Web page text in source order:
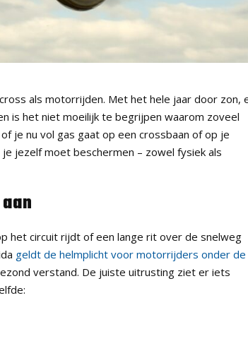
als motorrijden. Met het hele jaar door zon,
is het niet moeilijk te begrijpen waarom zoveel
je nu vol gas gaat op een crossbaan of op je
jezelf moet beschermen – zowel fysiek als
het circuit rijdt of een lange rit over de snelweg
geldt de helmplicht voor motorrijders onder
verstand. De juiste uitrusting ziet er iets